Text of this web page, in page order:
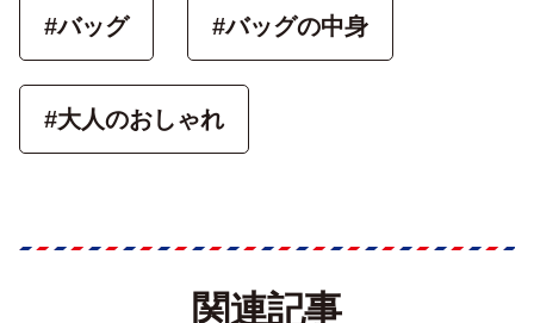
#バッグ #バッグの中身
#大人のおしゃれ
関連記事